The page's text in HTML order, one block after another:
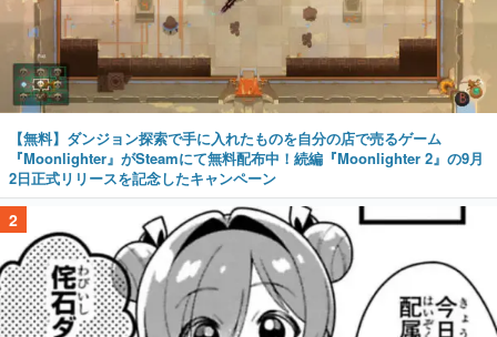
【無料】ダンジョン探索で手に入れたものを自分の店で売るゲーム
『Moonlighter』がSteamにて無料配布中！続編『Moonlighter 2』の9月
2日正式リリースを記念したキャンペーン
2